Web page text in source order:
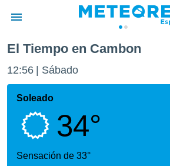
de
por
que se
calidad.
a este
las
El Tiempo en Cambon
12:56 Sábado
Soleado
34°
Sensación de 33°